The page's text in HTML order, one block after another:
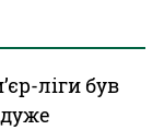
ліги був